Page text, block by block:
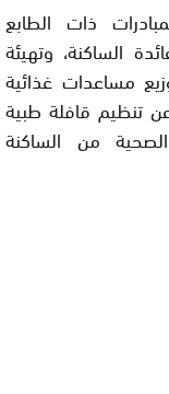
ذات الطابع
الساكنة، وتهيئة
مساعدات غذائية
أسرة، فضلا عن تنظيم قافلة طبية
من الساكنة